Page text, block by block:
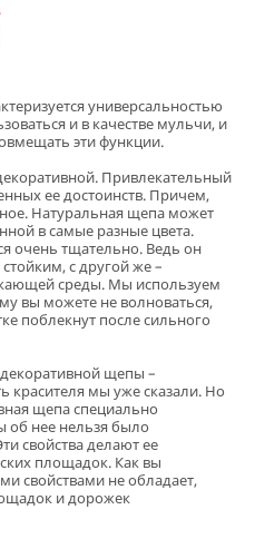
универсальностью
и в качестве мульчи, и
эти функции.
Привлекательный
ее достоинств. Причем,
Натуральная щепа может
в самые разные цвета.
очень тщательно. Ведь он
с другой же –
среды. Мы используем
вы можете не волноваться,
поблекнут после сильного
щепы –
красителя мы уже сказали. Но
щепа специально
об нее нельзя было
свойства делают ее
площадок. Как вы
свойствами не обладает,
и дорожек